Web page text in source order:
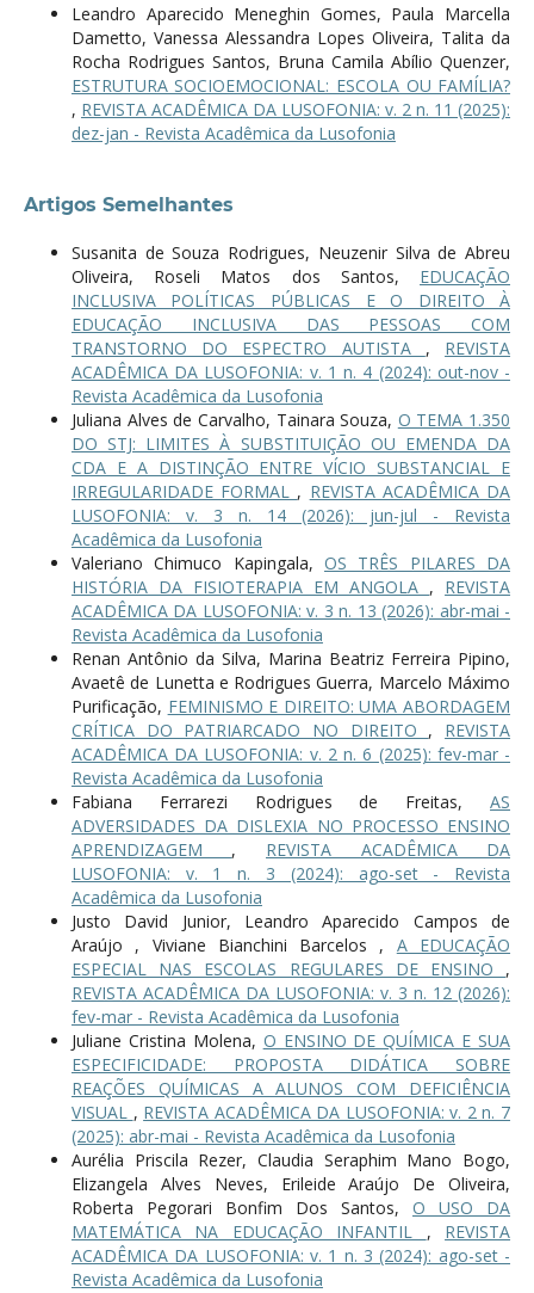
Leandro Aparecido Meneghin Gomes, Paula Marcella
Dametto, Vanessa Alessandra Lopes Oliveira, Talita da
Rocha Rodrigues Santos, Bruna Camila Abílio Quenzer,
ESTRUTURA SOCIOEMOCIONAL: ESCOLA OU FAMÍLIA?
, REVISTA ACADÊMICA DA LUSOFONIA: v. 2 n. 11 (2025):
dez-jan - Revista Acadêmica da Lusofonia
Artigos Semelhantes
Susanita de Souza Rodrigues, Neuzenir Silva de Abreu
Oliveira, Roseli Matos dos Santos, EDUCAÇÃO
INCLUSIVA POLÍTICAS PÚBLICAS E O DIREITO À
EDUCAÇÃO INCLUSIVA DAS PESSOAS COM
TRANSTORNO DO ESPECTRO AUTISTA , REVISTA
ACADÊMICA DA LUSOFONIA: v. 1 n. 4 (2024): out-nov -
Revista Acadêmica da Lusofonia
Juliana Alves de Carvalho, Tainara Souza, O TEMA 1.350
DO STJ: LIMITES À SUBSTITUIÇÃO OU EMENDA DA
CDA E A DISTINÇÃO ENTRE VÍCIO SUBSTANCIAL E
IRREGULARIDADE FORMAL , REVISTA ACADÊMICA DA
LUSOFONIA: v. 3 n. 14 (2026): jun-jul - Revista
Acadêmica da Lusofonia
Valeriano Chimuco Kapingala, OS TRÊS PILARES DA
HISTÓRIA DA FISIOTERAPIA EM ANGOLA , REVISTA
ACADÊMICA DA LUSOFONIA: v. 3 n. 13 (2026): abr-mai -
Revista Acadêmica da Lusofonia
Renan Antônio da Silva, Marina Beatriz Ferreira Pipino,
Avaetê de Lunetta e Rodrigues Guerra, Marcelo Máximo
Purificação, FEMINISMO E DIREITO: UMA ABORDAGEM
CRÍTICA DO PATRIARCADO NO DIREITO , REVISTA
ACADÊMICA DA LUSOFONIA: v. 2 n. 6 (2025): fev-mar -
Revista Acadêmica da Lusofonia
Fabiana Ferrarezi Rodrigues de Freitas,AS
ADVERSIDADES DA DISLEXIA NO PROCESSO ENSINO
APRENDIZAGEM , REVISTA ACADÊMICA DA
LUSOFONIA: v. 1 n. 3 (2024): ago-set - Revista
Acadêmica da Lusofonia
Justo David Junior, Leandro Aparecido Campos de
Araújo , Viviane Bianchini Barcelos , A EDUCAÇÃO
ESPECIAL NAS ESCOLAS REGULARES DE ENSINO ,
REVISTA ACADÊMICA DA LUSOFONIA: v. 3 n. 12 (2026):
fev-mar - Revista Acadêmica da Lusofonia
Juliane Cristina Molena, O ENSINO DE QUÍMICA E SUA
ESPECIFICIDADE: PROPOSTA DIDÁTICA SOBRE
REAÇÕES QUÍMICAS A ALUNOS COM DEFICIÊNCIA
VISUAL , REVISTA ACADÊMICA DA LUSOFONIA: v. 2 n. 7
(2025): abr-mai - Revista Acadêmica da Lusofonia
Aurélia Priscila Rezer, Claudia Seraphim Mano Bogo,
Elizangela Alves Neves, Erileide Araújo De Oliveira,
Roberta Pegorari Bonfim Dos Santos,O USO DA
MATEMÁTICA NA EDUCAÇÃO INFANTIL , REVISTA
ACADÊMICA DA LUSOFONIA: v. 1 n. 3 (2024): ago-set -
Revista Acadêmica da Lusofonia